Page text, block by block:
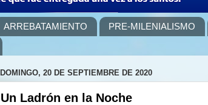
ARREBATAMIENTO PRE-MILENIALISMO
DOMINGO, 20 DE SEPTIEMBRE DE 2020
Un Ladrón en la Noche